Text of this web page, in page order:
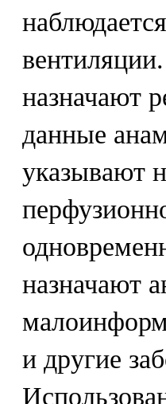
назначают
данные
указывают
назначают
и другие